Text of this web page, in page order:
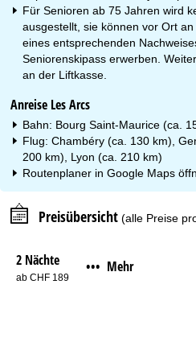
Für Senioren ab 75 Jahren wird
ausgestellt, sie können vor Ort
eines entsprechenden
Seniorenskipass erwerben.
an der Liftkasse.
Anreise Les Arcs
Bahn: Bourg Saint-Maurice (ca.
Flug: Chambéry (ca. 130 km),
200 km), Lyon (ca. 210 km)
Routenplaner inGoogle Maps
Preisübersicht (alle Preise
2 Nächte
ab CHF 189
••• Mehr